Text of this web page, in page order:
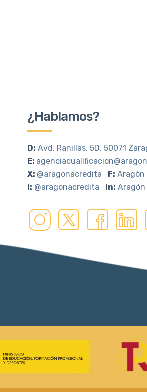
¿Hablamos?
D: Avd. Ranillas, 5D, 50071
E:
X: @aragonacredita F:
I: @aragonacredita in: